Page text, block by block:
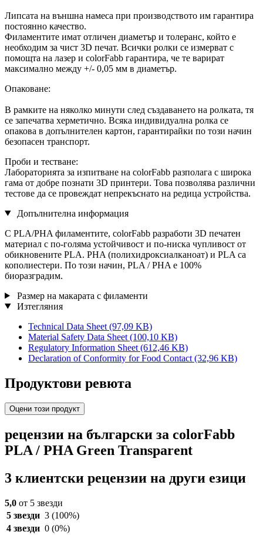
Липсата на външна намеса при производството им гарантира
постоянно качество.
Филаментите имат отличен диаметър и толеранс, който е
необходим за чист 3D печат. Всички ролки се измерват с
помощта на лазер и colorFabb гарантира, че те варират
максимално между +/- 0,05 мм в диаметър.
Опаковане:
В рамките на няколко минути след създаването на ролката, тя
се запечатва херметично. Всяка индивидуална ролка се
опакова в допълнителен картон, гарантирайки по този начин
безопасен транспорт.
Проби и тестване:
Лабораторията за изпитване на colorFabb разполага с широка
гама от добре познати 3D принтери. Това позволява различни
тестове да се провеждат непрекъснато на редица устройства.
Допълнителна информация
С PLA/PHA филаментите, colorFabb разработи 3D печатен
материал с по-голяма устойчивост и по-ниска чупливост от
обикновените PLA. PHA (полихидроксиалканоат) и PLA са
кополиестери. По този начин, PLA / PHA е 100%
биоразградим.
Размер на макарата с филаменти
Изтегляния
Technical Data Sheet (97,09 KB)
Material Safety Data Sheet (100,10 KB)
Regulatory Information Sheet (612,46 KB)
Declaration of Conformity for Food Contact (32,96 KB)
Продуктови ревюта
Оцени този продукт
рецензии на български за colorFabb
PLA / PHA Green Transparent
3 клиентски рецензии на други езици
5,0 от 5 звезди
5 звезди 3 (100%)
4 звезди 0 (0%)